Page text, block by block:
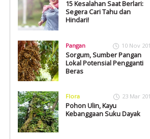
15 Kesalahan Saat Berlari:
Segera Cari Tahu dan
Hindari!
Pangan 10 Nov
Sorgum, Sumber Pangan
Lokal Potensial Pengganti
Beras
Flora 23 Mar
Pohon Ulin, Kayu
Kebanggaan Suku Dayak